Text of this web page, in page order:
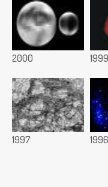
2000 1999
1997 1996